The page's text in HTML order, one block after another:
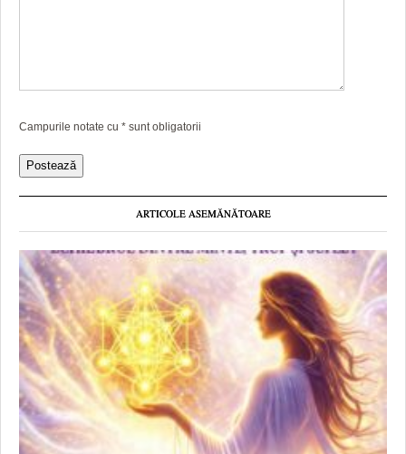
Campurile notate cu * sunt obligatorii
ARTICOLE ASEMĂNĂTOARE